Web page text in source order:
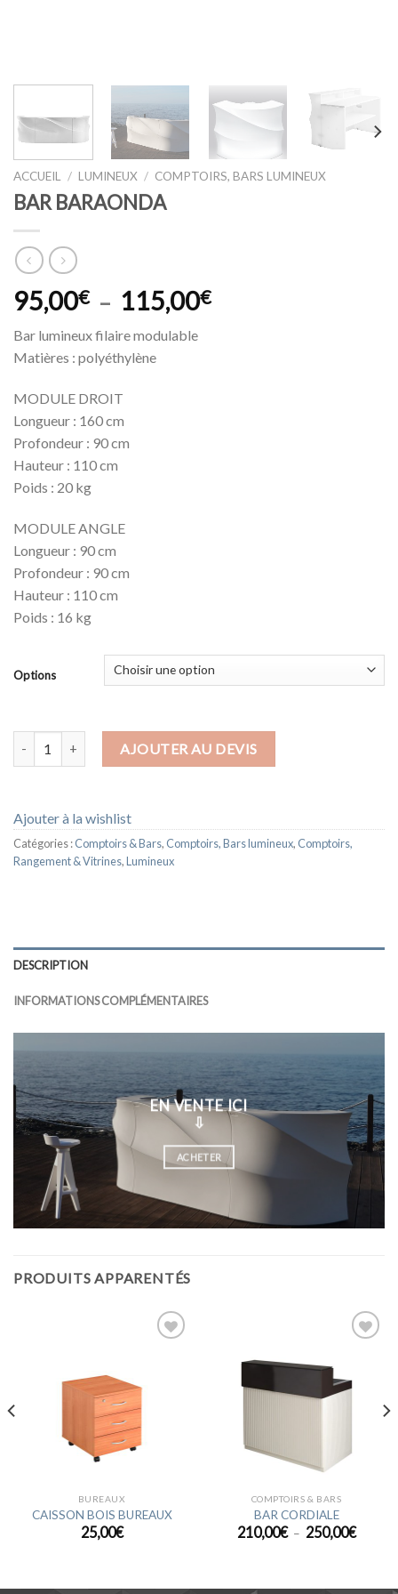
ACCUEIL / LUMINEUX / COMPTOIRS, BARS LUMINEUX
BAR BARAONDA
95,00€ – 115,00€Plage
Bar lumineux filaire modulable
Matières : polyéthylène
MODULE DROIT
Longueur : 160 cm
Profondeur : 90 cm
Hauteur : 110 cm
Poids : 20 kg
MODULE ANGLE
Longueur : 90 cm
Profondeur : 90 cm
Hauteur : 110 cm
Poids : 16 kg
Options
quantité de BAR BARAONDAAJOUTER AU DEVIS
Ajouter à la wishlist
Catégories :Comptoirs & Bars, Comptoirs, Bars lumineux, Comptoirs,
Rangement & Vitrines,Lumineux
DESCRIPTION
INFORMATIONS COMPLÉMENTAIRES
EN VENTE ICI
⇩
ACHETER
PRODUITS APPARENTÉS
BUREAUX
CAISSON BOIS BUREAUX
25,00€
wishlist
COMPTOIRS & BARS
BAR CORDIALE
210,00€ – 250,00€Plage
de